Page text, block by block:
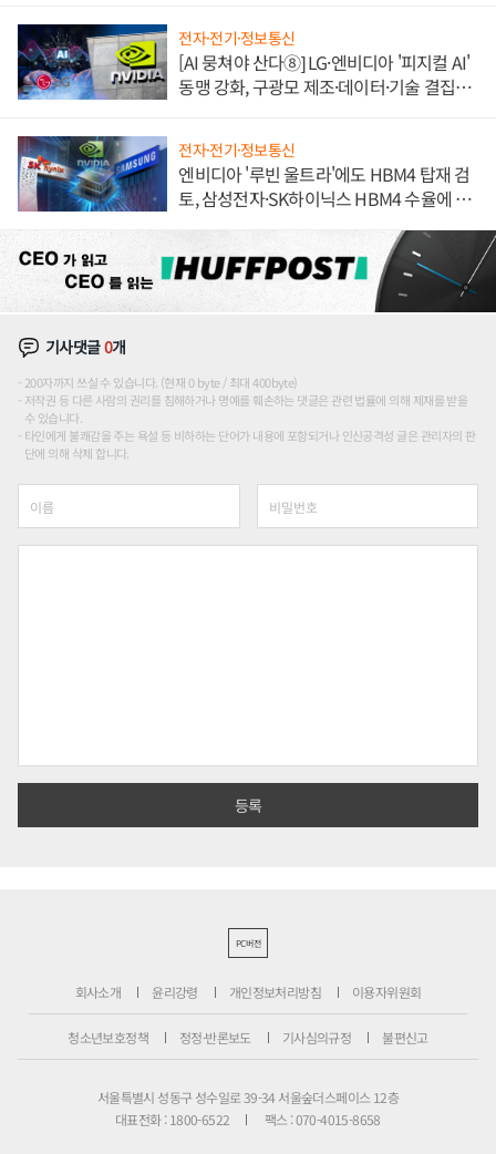
전자·전기·정보통신
[AI 뭉쳐야 산다⑧] LG·엔비디아 '피지컬 AI'
동맹 강화, 구광모 제조·데이터·기술 결집
전자·전기·정보통신
엔비디아 '루빈 울트라'에도 HBM4 탑재 검
토, 삼성전자·SK하이닉스 HBM4 수율에 주
기사댓글0개
200자까지 쓰실 수 있습니다. (현재 0 byte / 최대 400byte)
저작권 등 다른 사람의 권리를 침해하거나 명예를 훼손하는 댓글은 관련 법률에 의해 제재를 받을
수 있습니다.
타인에게 불쾌감을 주는 욕설 등 비하하는 단어가 내용에 포함되거나 인신공격성 글은 관리자의 판
단에 의해 삭제 합니다.
PC버전
회사소개 윤리강령 개인정보처리방침 이용자위원회
청소년보호정책 정정·반론보도 기사심의규정 불편신고
서울특별시 성동구 성수일로 39-34 서울숲더스페이스 12층
대표전화 : 1800-6522
팩스 : 070-4015-8658